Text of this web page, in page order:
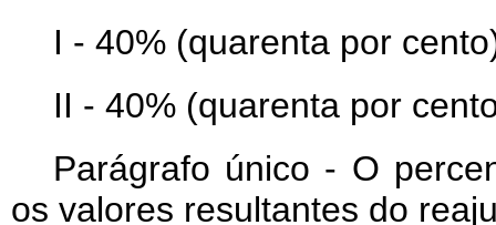
I - 40% (quarenta por
II - 40% (quarenta por
Parágrafo único - O
os valores resultantes do